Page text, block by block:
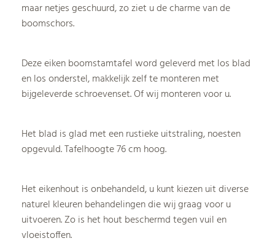
maar netjes geschuurd, zo ziet u de charme van de
boomschors.
Deze eiken boomstamtafel word geleverd met los blad
en los onderstel, makkelijk zelf te monteren met
bijgeleverde schroevenset. Of wij monteren voor u.
Het blad is glad met een rustieke uitstraling, noesten
opgevuld. Tafelhoogte 76 cm hoog.
Het eikenhout is onbehandeld, u kunt kiezen uit diverse
naturel kleuren behandelingen die wij graag voor u
uitvoeren. Zo is het hout beschermd tegen vuil en
vloeistoffen.